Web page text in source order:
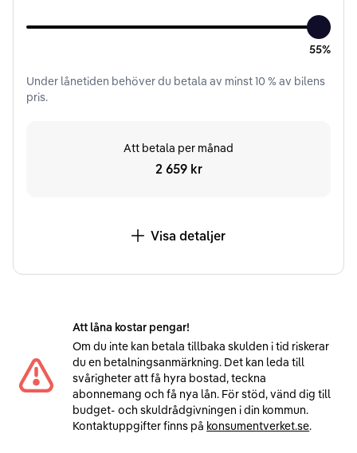
55%
Under lånetiden behöver du betala av minst10% av bilens
pris.
Att betala per månad
2 659 kr
Visa detaljer
Att låna kostar pengar!
Om du inte kan betala tillbaka skulden i tid riskerar
du en betalningsanmärkning. Det kan leda till
svårigheter att få hyra bostad, teckna
abonnemang och få nya lån. För stöd, vänd dig till
budget- och skuldrådgivningen i din kommun.
Kontaktuppgifter finns på konsumentverket.se.